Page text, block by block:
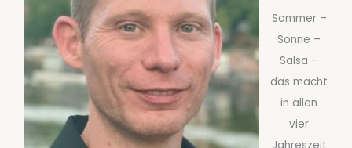
Sommer –
Sonne –
Salsa –
das macht
in allen
vier
Jahreszeit